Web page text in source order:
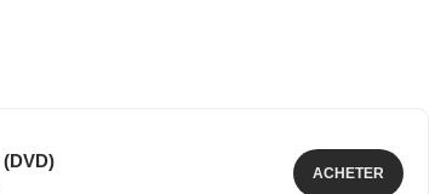
ACHETER